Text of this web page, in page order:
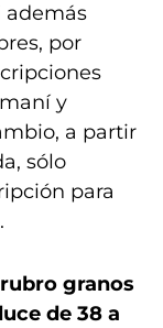
además
por
y
a partir
sólo
para
granos
de 38 a